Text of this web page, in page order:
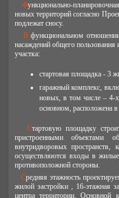
Функционально-планировочная организация территории 1-ой очереди строительства принята, исходя из освоения
новых территорий согласно
подлежат сносу.
В функциональном отношении проектируемая территория складывается из трех зон: жилой застройки, зеленых
насаждений общего пользования
участка:
стартовая площадка - 3
гаражный комплекс,
новых, в том числе – 4-
основном, расположена в
Стартовую площадку строительства формируют три жилые группы многоэтажной застройки со встроено-
пристроенными объектами
внутридворовых
осуществляются входы в
противоположной стороны.
Средняя этажность проектируемой застройки - 12-14-16 этажей с понижением в сторону прилегающих территорий
жилой застройки , 16-этажная
центра территории. Основной